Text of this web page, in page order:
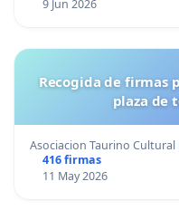
9 Jun 2026
Recogida de firmas
plaza de
Asociacion Taurino
416 firmas
11 May 2026